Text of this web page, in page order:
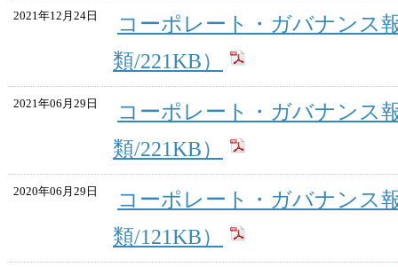
2021年12月24日
コーポレート・ガバナンス
類/221KB）
2021年06月29日
コーポレート・ガバナンス
類/221KB）
2020年06月29日
コーポレート・ガバナンス
類/121KB）